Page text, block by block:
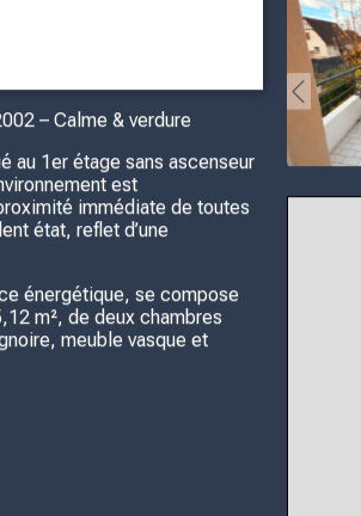
– Calme & verdure
au 1er étage sans ascenseur
est
immédiate de toutes
état, reflet d’une
énergétique, se compose
m², de deux chambres
meuble vasque et